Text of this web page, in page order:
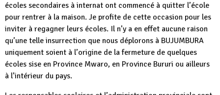
écoles secondaires à internat ont commencé à quitter l’école
pour rentrer à la maison. Je profite de cette occasion pour les
inviter à regagner leurs écoles. Il n’y a en effet aucune raison
qu’une telle insurrection que nous déplorons à BUJUMBURA
uniquement soient à l’origine de la fermeture de quelques
écoles sise en Province Mwaro, en Province Bururi ou ailleurs
à l’intérieur du pays.